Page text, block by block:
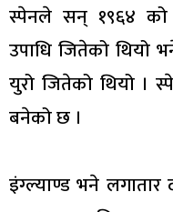
स्पेनले सन् १९६४ को
उपाधि जितेको थियो
युरो जितेको थियो ।
बनेको छ ।
इंग्ल्याण्ड भने लगातार